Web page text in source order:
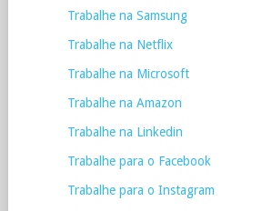
Trabalhe na Samsung
Trabalhe na Netflix
Trabalhe na Microsoft
Trabalhe na Amazon
Trabalhe na Linkedin
Trabalhe para o Facebook
Trabalhe para o Instagram